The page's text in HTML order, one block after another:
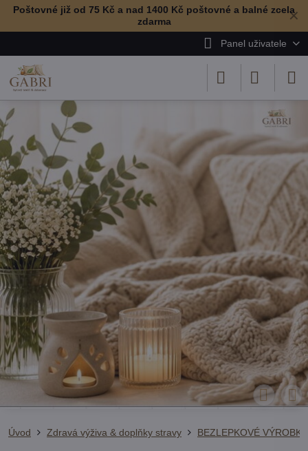
✕
Poštovné již od 75 Kč a nad 1400 Kč poštovné a balné zcela
zdarma
Panel uživatele
Úvod Zdravá výživa & doplňky stravy BEZLEPKOVÉ VÝROBKY